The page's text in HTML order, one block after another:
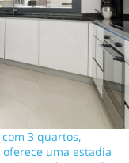
3 quartos,
uma estadia